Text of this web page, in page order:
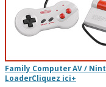
Family Computer AV /
LoaderCliquez ici+